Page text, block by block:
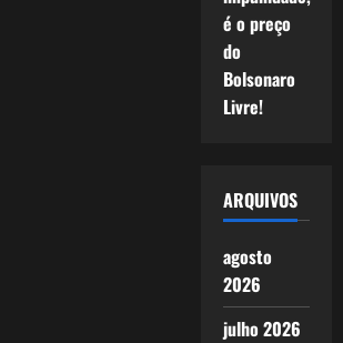
é o preço
do
Bolsonaro
Livre!
ARQUIVOS
agosto
2026
julho 2026